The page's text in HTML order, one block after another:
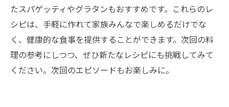
たスパゲッティやグラタンもおすすめです。これらのレ
シピは、手軽に作れて家族みんなで楽しめるだけでな
く、健康的な食事を提供することができます。次回の料
理の参考にしつつ、ぜひ新たなレシピにも挑戦してみて
ください。次回のエピソードもお楽しみに。